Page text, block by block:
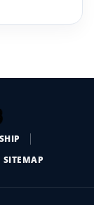
SITEMAP